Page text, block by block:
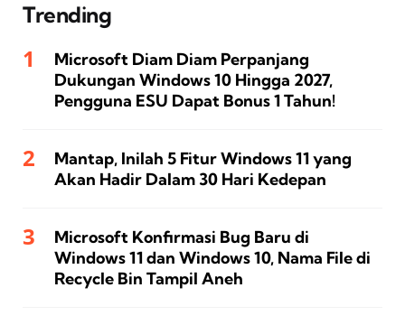
Trending
Microsoft Diam Diam Perpanjang
Dukungan Windows 10 Hingga 2027,
Pengguna ESU Dapat Bonus 1 Tahun!
Mantap, Inilah 5 Fitur Windows 11 yang
Akan Hadir Dalam 30 Hari Kedepan
Microsoft Konfirmasi Bug Baru di
Windows 11 dan Windows 10, Nama File di
Recycle Bin Tampil Aneh